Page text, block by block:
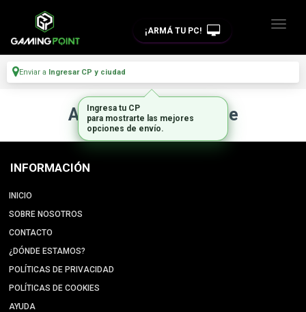
¡ARMÁ TU PC!
Enviar a Ingresar CP y ciudad
Artículo no disponible
INFORMACIÓN
INICIO
SOBRE NOSOTROS
CONTACTO
¿DÓNDE ESTAMOS?
POLÍTICAS DE PRIVACIDAD
POLÍTICAS DE COOKIES
AYUDA
Ingresa tu CP
para mostrarte las mejores
opciones de envío.